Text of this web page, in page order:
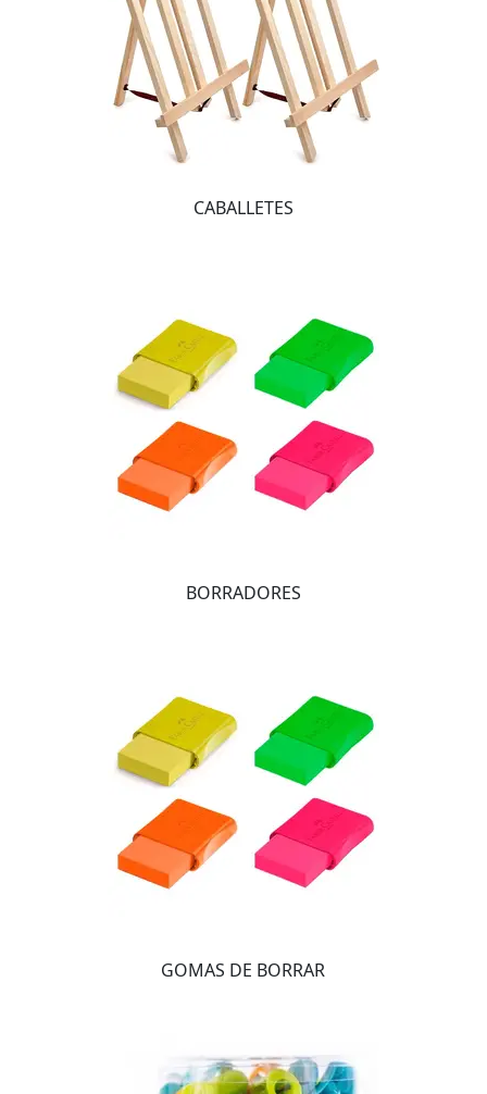
CABALLETES
BORRADORES
GOMAS DE BORRAR